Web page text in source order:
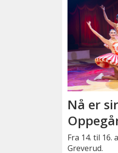
Nå er
Fra 14. til
Greverud.